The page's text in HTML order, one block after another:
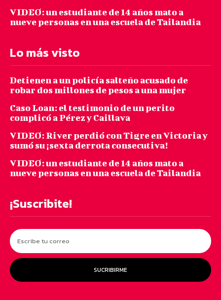
VIDEO: un estudiante de 14 años mato a
nueve personas en una escuela de Tailandia
Lo más visto
Detienen a un policía salteño acusado de
robar dos millones de pesos a una mujer
Caso Loan: el testimonio de un perito
complicó a Pérez y Caillava
VIDEO: River perdió con Tigre en Victoria y
sumó su ¡sexta derrota consecutiva!
VIDEO: un estudiante de 14 años mato a
nueve personas en una escuela de Tailandia
¡Suscribite!
SUCRIBIRME